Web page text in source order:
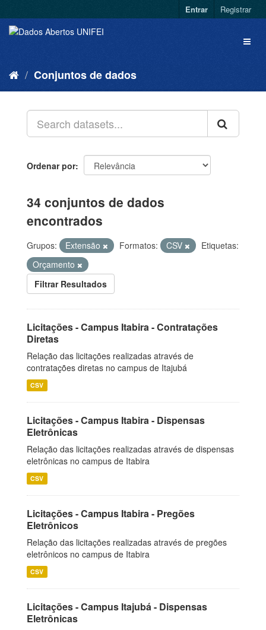
Entrar Registrar
Conjuntos de dados
Ordenar por
34 conjuntos de dados
encontrados
Grupos: Extensão Formatos: CSV
Etiquetas:
Orçamento
Filtrar Resultados
Licitações - Campus Itabira - Contratações
Diretas
Relação das licitações realizadas através de
contratações diretas no campus de Itajubá
CSV
Licitações - Campus Itabira - Dispensas
Eletrônicas
Relação das licitações realizadas através de dispensas
eletrônicas no campus de Itabira
CSV
Licitações - Campus Itabira - Pregões
Eletrônicos
Relação das licitações realizadas através de pregões
eletrônicos no campus de Itabira
CSV
Licitações - Campus Itajubá - Dispensas
Eletrônicas